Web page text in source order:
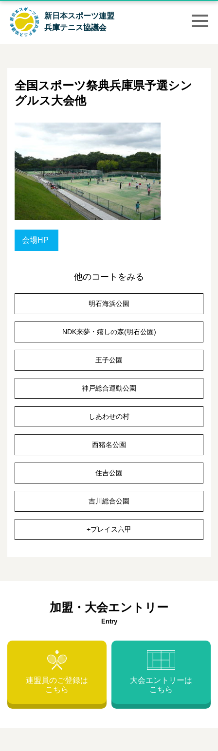
新日本スポーツ連盟
兵庫テニス協議会
全国スポーツ祭典兵庫県予選シン
グルス大会他
会場HP
他のコートをみる
明石海浜公園
NDK来夢・嬉しの森(明石公園)
王子公園
神戸総合運動公園
しあわせの村
西猪名公園
住吉公園
吉川総合公園
+プレイス六甲
加盟・大会エントリー
Entry
連盟員のご登録は
こちら
大会エントリーは
こちら